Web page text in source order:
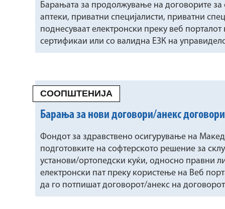
Барањата за продолжување на договорите за
аптеки, приватни специјалисти, приватни
поднесуваат електронски преку веб
сертификаи или со валидна ЕЗК на
СООПШТЕНИЈА
Барања за нови договори/анекс
Фондот за здравствено осигурување на
подготовките на софтерското решение за
установи/ортопедски куќи, односно правни
електронски пат преку користење на Веб
да го потпишат договорот/анекс на